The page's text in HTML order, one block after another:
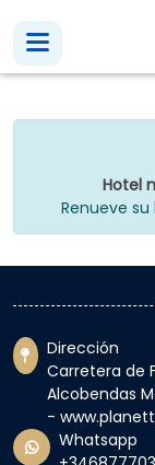
Hotel
Renueve
Dirección
Carretera de
Alcobendas
-
Whatsapp